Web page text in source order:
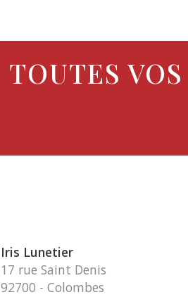
TOUTES
Iris Lunetier
17 rue Saint Denis
92700 - Colombes